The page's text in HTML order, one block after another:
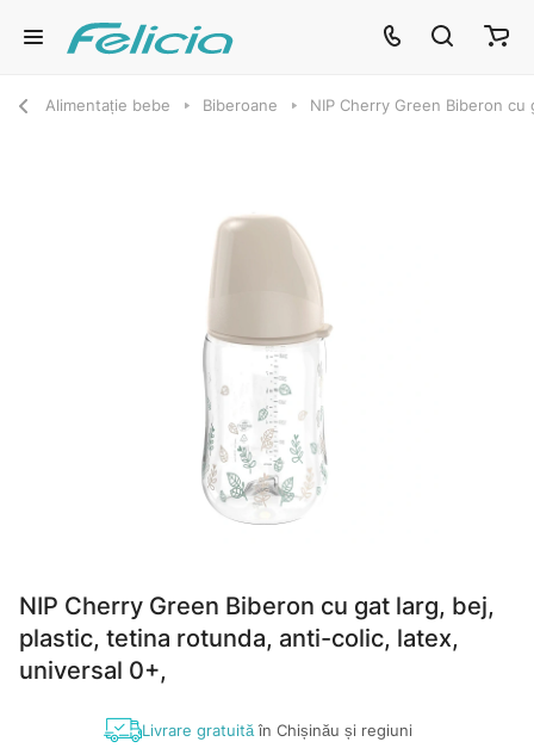
Alimentație bebe Biberoane NIP Cherry Green Biberon
NIP Cherry Green Biberon cu gat larg, bej,
plastic, tetina rotunda, anti-colic, latex,
universal 0+,
Livrare gratuităîn Chișinău și regiuni